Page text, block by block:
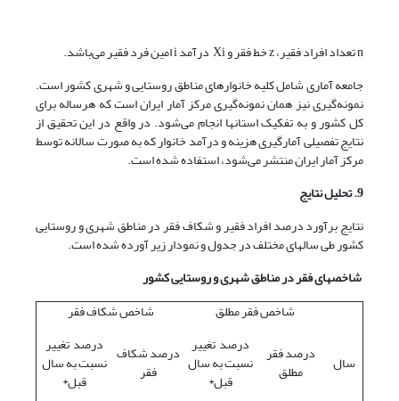
n تعداد افراد فقیر، z خط فقر و Xi درآمد i امین فرد فقیر می‌باشد.
جامعه آماری شامل کلیه خانوارهای مناطق روستایی و شهری کشور است.
نمونه‌گیری نیز همان نمونه‌گیری مرکز آمار ایران است که هرساله برای
کل کشور و به تفکیک استانها انجام می‌شود. در واقع در این تحقیق از
نتایج تفصیلی آمارگیری هزینه و درآمد خانوار که به صورت سالانه توسط
مرکز آمار ایران منتشر می‌شود، استفاده شده است.
9. تحلیل نتایج
نتایج برآورد درصد افراد فقیر و شکاف فقر در مناطق شهری و روستایی
کشور طی سال­های مختلف در جدول و نمودار زیر آورده شده است.
شاخص­های فقر در مناطق شهری و روستایی کشور
سال
شاخص فقر مطلق
شاخص شکاف فقر
درصد فقر
مطلق
درصد تغییر
نسبت به سال
قبل*
درصد شکاف
فقر
درصد تغییر
نسبت به سال
قبل*